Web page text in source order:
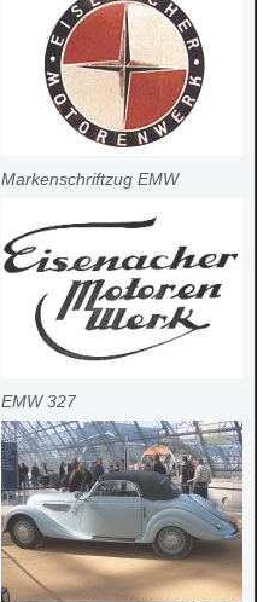
Markenschriftzug EMW
EMW 327